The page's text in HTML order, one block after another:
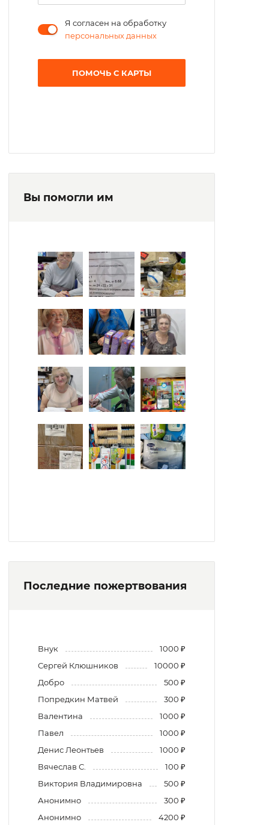
Я согласен на обработку
персональных данных
ПОМОЧЬ С КАРТЫ
Вы помогли им
Последние пожертвования
Внук
1000 ₽
Сергей Клюшников
10000 ₽
Добро
500 ₽
Попредкин Матвей
300 ₽
Валентина
1000 ₽
Павел
1000 ₽
Денис Леонтьев
1000 ₽
Вячеслав С.
100 ₽
Виктория Владимировна
500 ₽
Анонимно
300 ₽
Анонимно
4200 ₽